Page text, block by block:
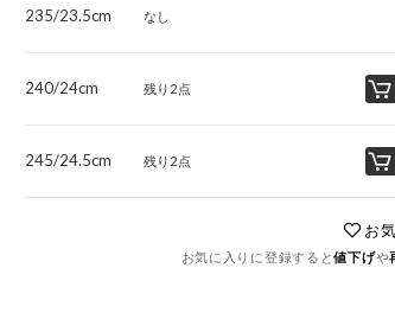
235/23.5cm なし
240/24cm 残り2点
245/24.5cm 残り2点
お
お気に入りに登録すると値下げや